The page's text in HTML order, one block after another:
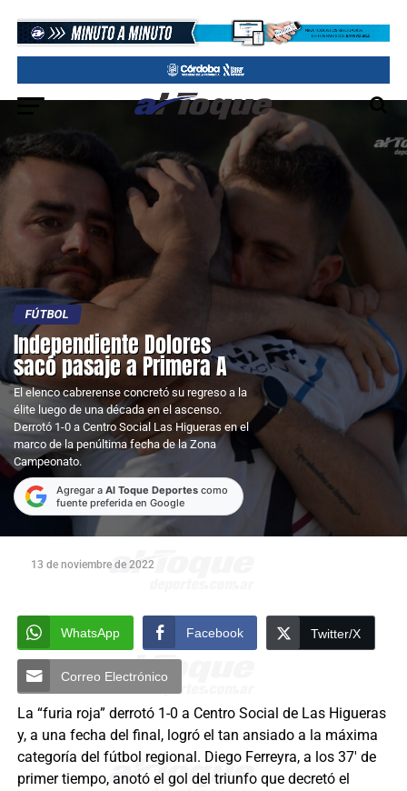
FÚTBOL
Independiente Dolores
sacó pasaje a Primera A
El elenco cabrerense concretó su regreso a la
élite luego de una década en el ascenso.
Derrotó 1-0 a Centro Social Las Higueras en el
marco de la penúltima fecha de la Zona
Campeonato.
Agregar a Al Toque Deportes como
fuente preferida en Google
13 de noviembre de 2022
WhatsApp Facebook Twitter/X
Correo Electrónico
La “furia roja” derrotó 1-0 a Centro Social de Las Higueras
y, a una fecha del final, logró el tan ansiado a la máxima
categoría del fútbol regional. Diego Ferreyra, a los 37′ de
primer tiempo, anotó el gol del triunfo que decretó el